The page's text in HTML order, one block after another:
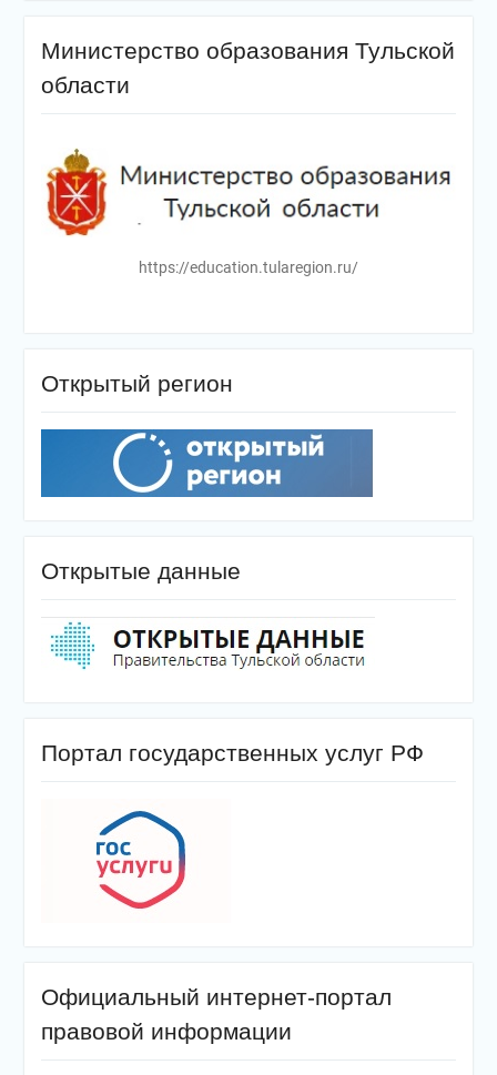
Министерство образования Тульской
области
https://education.tularegion.ru/
Открытый регион
Открытые данные
Портал государственных услуг РФ
Официальный интернет-портал
правовой информации